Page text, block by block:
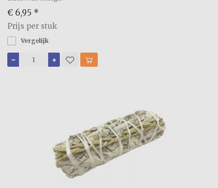
€ 6,95 *
Prijs per stuk
Vergelijk